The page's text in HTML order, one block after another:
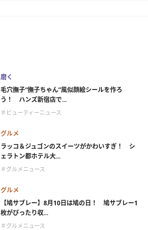
磨く
毛穴撫子“撫子ちゃん”風似顔絵シールを作ろ
う！ ハンズ新宿店で...
＃ビューティーニュース
グルメ
ラッコ＆ジュゴンのスイーツがかわいすぎ！ シ
ェラトン都ホテル大...
＃グルメニュース
グルメ
【鳩サブレー】8月10日は鳩の日！ 鳩サブレー1
枚がぴったり収...
＃グルメニュース